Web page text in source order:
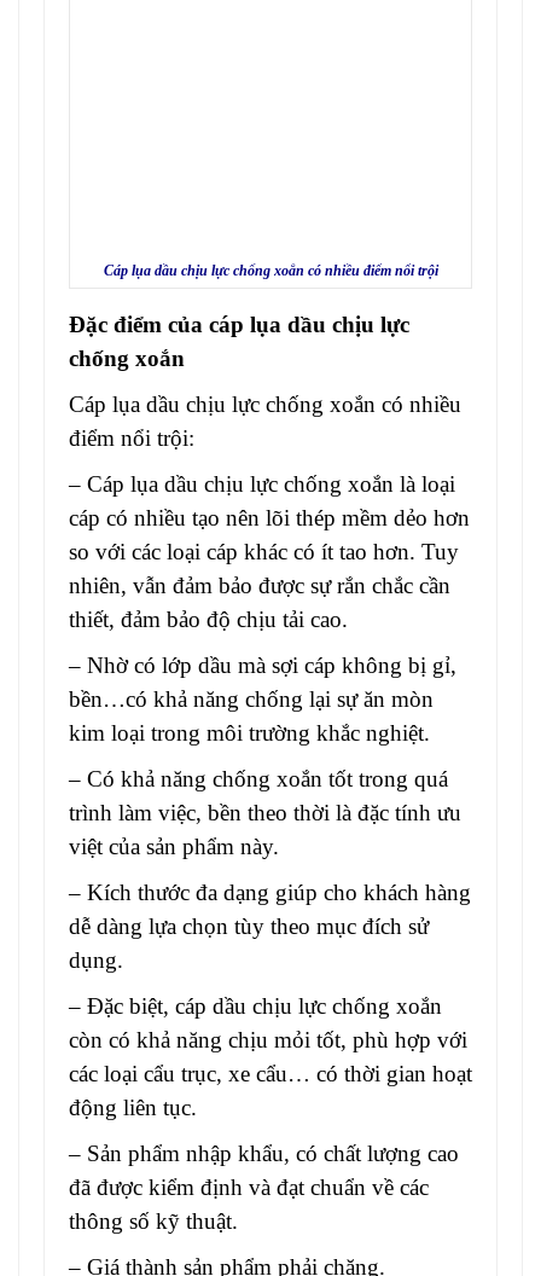
Cáp lụa dầu chịu lực chống xoắn có nhiều điểm nổi trội
Đặc điểm của cáp lụa dầu chịu lực
chống xoắn
Cáp lụa dầu chịu lực chống xoắn có nhiều
điểm nổi trội:
– Cáp lụa dầu chịu lực chống xoắn là loại
cáp có nhiều tạo nên lõi thép mềm dẻo hơn
so với các loại cáp khác có ít tao hơn. Tuy
nhiên, vẫn đảm bảo được sự rắn chắc cần
thiết, đảm bảo độ chịu tải cao.
– Nhờ có lớp dầu mà sợi cáp không bị gỉ,
bền…có khả năng chống lại sự ăn mòn
kim loại trong môi trường khắc nghiệt.
– Có khả năng chống xoắn tốt trong quá
trình làm việc, bền theo thời là đặc tính ưu
việt của sản phẩm này.
– Kích thước đa dạng giúp cho khách hàng
dễ dàng lựa chọn tùy theo mục đích sử
dụng.
– Đặc biệt, cáp dầu chịu lực chống xoắn
còn có khả năng chịu mỏi tốt, phù hợp với
các loại cẩu trục, xe cẩu… có thời gian hoạt
động liên tục.
– Sản phẩm nhập khẩu, có chất lượng cao
đã được kiểm định và đạt chuẩn về các
thông số kỹ thuật.
– Giá thành sản phẩm phải chăng.